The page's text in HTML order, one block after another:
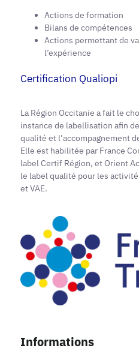
Actions de formation
Bilans de compétences
Actions permettant de
l’expérience
Certification Qualiopi
La Région Occitanie a fait le
instance de labellisation afin
qualité et l’accompagnement
Elle est habilitée par France
label Certif Région, et Orient
le label qualité pour les
et VAE.
Informations